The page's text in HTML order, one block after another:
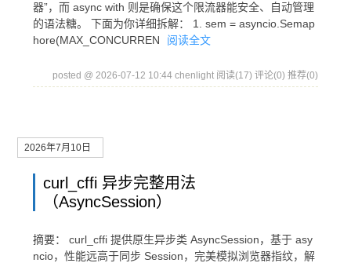
器”，而 async with 则是确保这个限流器能安全、自动管理
的语法糖。 下面为你详细拆解： 1. sem = asyncio.Semap
hore(MAX_CONCURREN
阅读全文
posted @ 2026-07-12 10:44 chenlight 阅读(17) 评论(0) 推荐(0)
2026年7月10日
curl_cffi 异步完整用法
（AsyncSession）
摘要： curl_cffi 提供原生异步类 AsyncSession，基于 asy
ncio，性能远高于同步 Session，完美模拟浏览器指纹，解